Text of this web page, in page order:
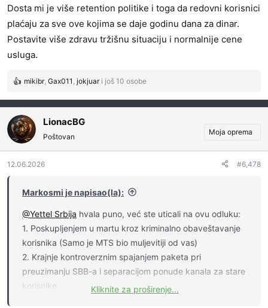
Dosta mi je više retention politike i toga da redovni korisnici
plaćaju za sve ove kojima se daje godinu dana za dinar.
Postavite više zdravu tržišnu situaciju i normalnije cene
usluga.
R
a
g
o
v
a
n
mikibr, Gax011 jokjuari još 10 osobe
LionacBG
Poštovan
Moja oprema
12.06.2026 #6,478
Markosmi je napisao(la):
@Yettel Srbija hvala puno, već ste uticali na ovu odluku:
1. Poskupljenjem u martu kroz kriminalno obaveštavanje
korisnika (Samo je MTS bio muljevitiji od vas)
2. Krajnje kontroverznim spajanjem paketa pri
preuzimanju SBB-a i separacijom ponude kanala za stare
korisnike
Kliknite za proširenje...